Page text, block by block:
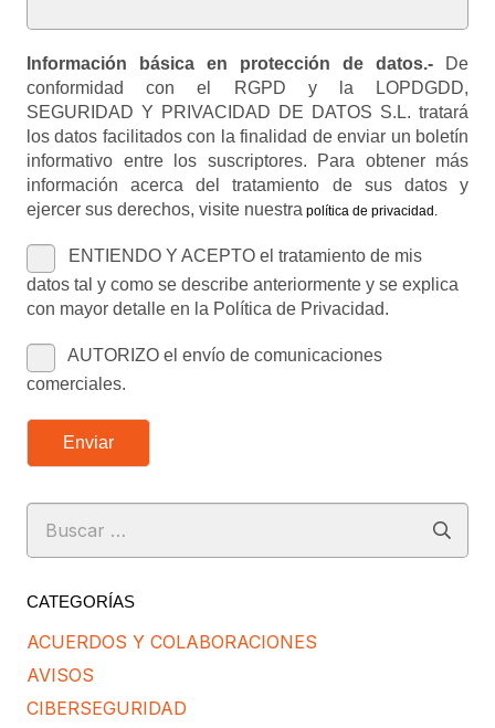
Información básica en protección de datos.- De
conformidad con el RGPD y la LOPDGDD,
SEGURIDAD Y PRIVACIDAD DE DATOS S.L. tratará
los datos facilitados con la finalidad de enviar un boletín
informativo entre los suscriptores. Para obtener más
información acerca del tratamiento de sus datos y
ejercer sus derechos, visite nuestra política de privacidad .
ENTIENDO Y ACEPTO el tratamiento de mis
datos tal y como se describe anteriormente y se explica
con mayor detalle en la Política de Privacidad.
AUTORIZO el envío de comunicaciones
comerciales.
Enviar
Buscar:
CATEGORÍAS
ACUERDOS Y COLABORACIONES
AVISOS
CIBERSEGURIDAD